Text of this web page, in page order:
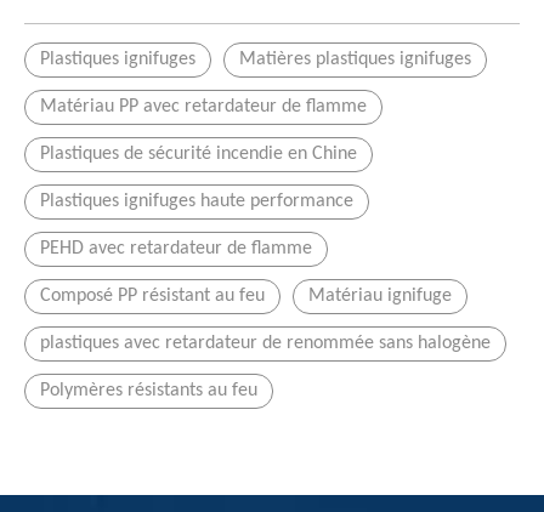
La feuille de PP Flame istructive, est-il préférable de choisir un ignifuge de flamme de copolymère ou un issue de flamme à l'homopolymère?
La production de feuille PP utilise généralement des
La société Yinsu a préparé des composites PP issus de
Plastiques ignifuges Matières plastiques ignifuges
Matériau PP avec retardateur de flamme
Plastiques de sécurité incendie en Chine
Plastiques ignifuges haute performance
PEHD avec retardateur de flamme
Composé PP résistant au feu Matériau ignifuge
plastiques avec retardateur de renommée sans halogène
Polymères résistants au feu